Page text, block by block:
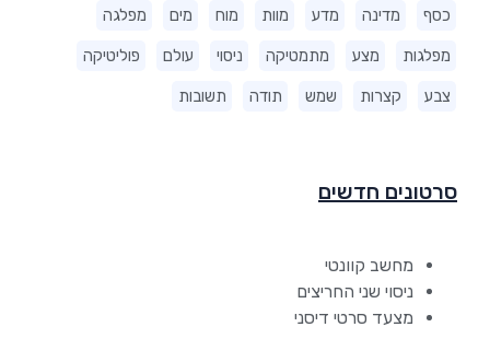
כסף מדינה מדע מוות מוח מים מפלגה
מפלגות מצע מתמטיקה ניסוי עולם פוליטיקה
צבע קצרות שמש תודה תשובות
סרטונים חדשים
מחשב קוונטי
ניסוי שני החריצים
מצעד סרטי דיסני